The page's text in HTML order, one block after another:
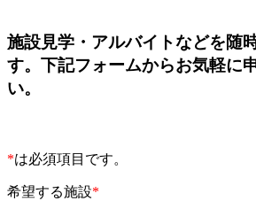
施設見学・アルバイトなどを随
す。下記フォームからお気軽に
い。
*は必須項目です。
希望する施設*